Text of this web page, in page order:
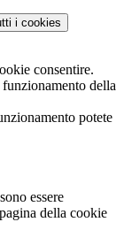
i cookies
consentire.
della
potete
essere
della cookie